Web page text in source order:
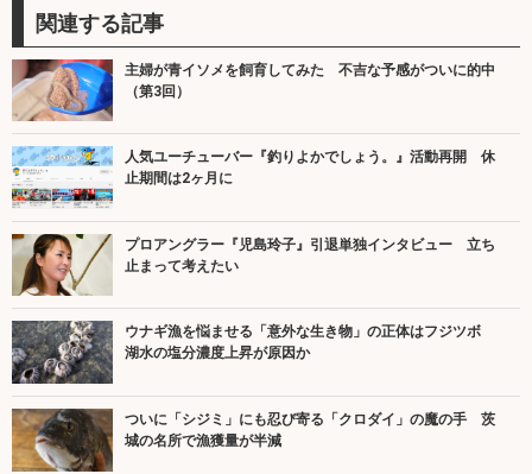
関連する記事
主婦が青イソメを飼育してみた 不吉な予感がついに的中
（第3回）
人気ユーチューバー『釣りよかでしょう。』活動再開 休
止期間は2ヶ月に
プロアングラー『児島玲子』引退単独インタビュー 立ち
止まって考えたい
ウナギ漁を悩ませる「意外な生き物」の正体はフジツボ
湖水の塩分濃度上昇が原因か
ついに「シジミ」にも忍び寄る「クロダイ」の魔の手 茨
城の名所で漁獲量が半減